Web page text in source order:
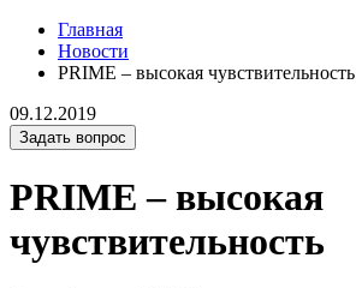
Главная
Новости
PRIME – высокая чувствительность
09.12.2019
Задать вопрос
PRIME – высокая
чувствительность